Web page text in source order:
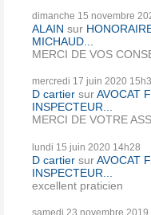
dimanche 15 novembre
ALAIN sur
MICHAUD...
MERCI DE VOS
mercredi 17 juin 2020
D cartier surAVOCAT
INSPECTEUR...
MERCI DE VOTRE
lundi 15 juin 2020 14h28
D cartier surAVOCAT
INSPECTEUR...
excellent praticien
samedi 23 novembre 2019